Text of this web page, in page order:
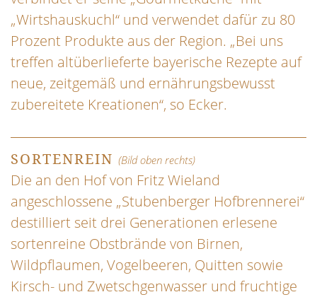
„Wirtshauskuchl“ und verwendet dafür zu 80
Prozent Produkte aus der Region. „Bei uns
treffen altüberlieferte bayerische Rezepte auf
neue, zeitgemäß und ernährungsbewusst
zubereitete Kreationen“, so Ecker.
SORTENREIN (Bild oben rechts)
Die an den Hof von Fritz Wieland
angeschlossene „Stubenberger Hofbrennerei“
destilliert seit drei Generationen erlesene
sortenreine Obstbrände von Birnen,
Wildpflaumen, Vogelbeeren, Quitten sowie
Kirsch- und Zwetschgenwasser und fruchtige